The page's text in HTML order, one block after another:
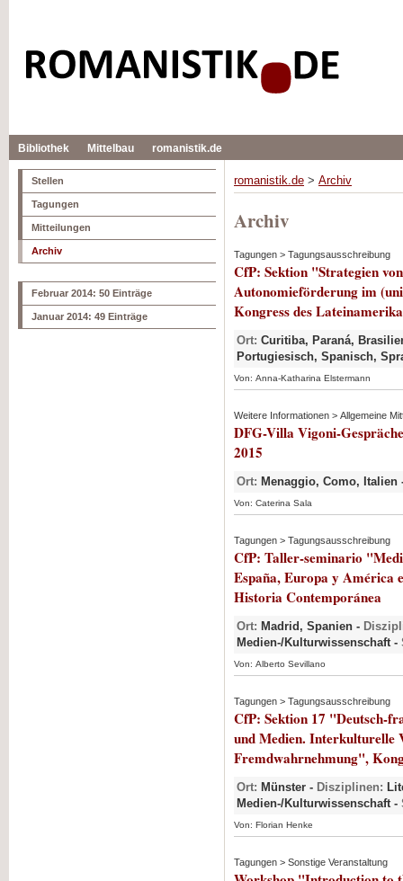
Bibliothek Mittelbau romanistik.de
Stellen
Tagungen
Mitteilungen
Archiv
Februar 2014: 50 Einträge
Januar 2014: 49 Einträge
romanistik.de > Archiv
Archiv
Tagungen > Tagungsausschreibung
CfP: Sektion "Strategien
Autonomieförderung im
Kongress des
Ort: Curitiba, Paraná,
Portugiesisch, Spanisch,
Von: Anna-Katharina Elstermann
Weitere Informationen > Allgemeine
DFG-Villa Vigoni-
2015
Ort: Menaggio, Como, Italien
Von: Caterina Sala
Tagungen > Tagungsausschreibung
CfP: Taller-seminario
España, Europa y América
Historia Contemporánea
Ort: Madrid, Spanien -
Medien-/Kulturwissenschaft -
Von: Alberto Sevillano
Tagungen > Tagungsausschreibung
CfP: Sektion 17 "Deutsch-
und Medien. Interkulturelle
Fremdwahrnehmung",
Ort: Münster - Disziplinen:
Medien-/Kulturwissenschaft -
Von: Florian Henke
Tagungen > Sonstige Veranstaltung